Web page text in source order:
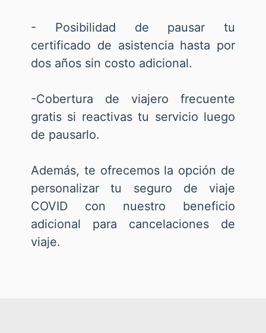
- Posibilidad de pausar tu
certificado de asistencia hasta por
dos años sin costo adicional.
-Cobertura de viajero frecuente
gratis si reactivas tu servicio luego
de pausarlo.
Además, te ofrecemos la opción de
personalizar tu seguro de viaje
COVID con nuestro beneficio
adicional para cancelaciones de
viaje.